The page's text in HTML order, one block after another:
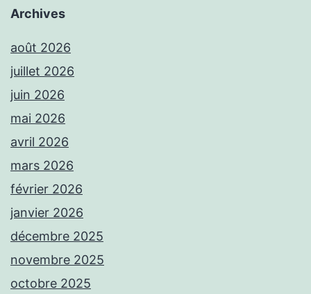
Archives
août 2026
juillet 2026
juin 2026
mai 2026
avril 2026
mars 2026
février 2026
janvier 2026
décembre 2025
novembre 2025
octobre 2025